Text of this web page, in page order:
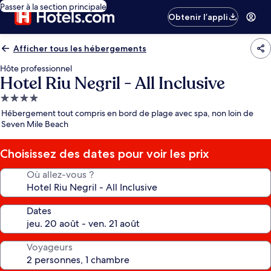
Passer à la section principale
Obtenir l’appli
Afficher tous les hébergements
Hôte professionnel
Hotel Riu Negril - All Inclusive
Hébergement
4.0 étoiles
Hébergement tout compris en bord de plage avec spa, non loin de
Seven Mile Beach
Choisissez des dates pour voir les prix
Où allez-vous ?
Dates
Voyageurs